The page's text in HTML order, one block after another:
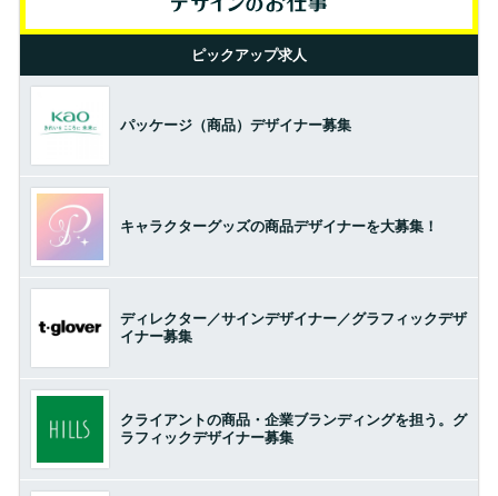
ピックアップ求人
パッケージ（商品）デザイナー募集
キャラクターグッズの商品デザイナーを大募集！
ディレクター／サインデザイナー／グラフィックデザ
イナー募集
クライアントの商品・企業ブランディングを担う。グ
ラフィックデザイナー募集